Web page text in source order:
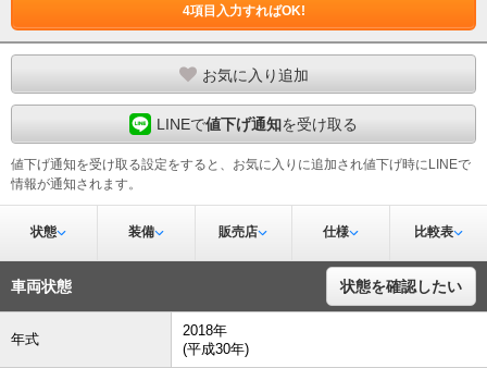
4項目入力すればOK!
お気に入り追加
LINEで値下げ通知を受け取る
値下げ通知を受け取る設定をすると、お気に入りに追加され値下げ時にLINEで
情報が通知されます。
状態 装備 販売店 仕様 比較表
車両状態 状態を確認したい
年式
2018年
(平成30年)